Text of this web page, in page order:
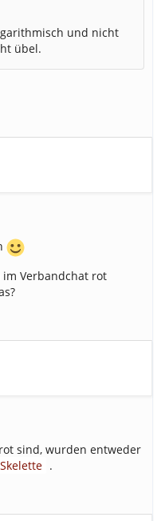
und nicht
übel.
Verbandchat rot
sind, wurden entweder
Skelette .